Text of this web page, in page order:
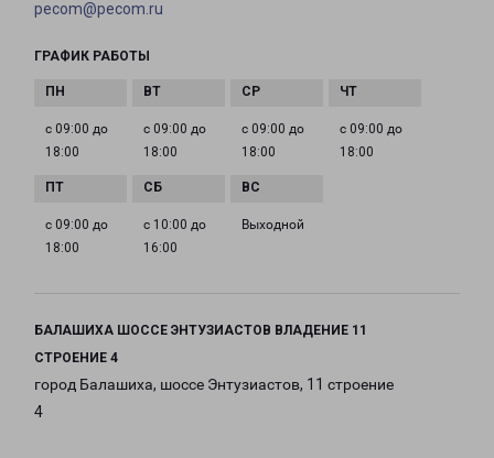
pecom@pecom.ru
ГРАФИК РАБОТЫ
с 09:00 до
18:00
с 09:00 до
18:00
с 09:00 до
18:00
с 09:00 до
18:00
с 09:00 до
18:00
с 10:00 до
16:00
Выходной
БАЛАШИХА ШОССЕ ЭНТУЗИАСТОВ ВЛАДЕНИЕ 11
СТРОЕНИЕ 4
город Балашиха, шоссе Энтузиастов, 11 строение
4